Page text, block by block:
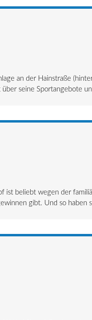
an der Hainstraße
seine Sportangebote
ist beliebt wegen der
gibt. Und so haben